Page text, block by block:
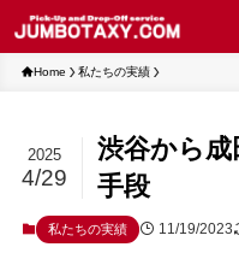
Home 私たちの実績
渋谷から
手段
2025
4/29
私たちの実績 11/19/2023